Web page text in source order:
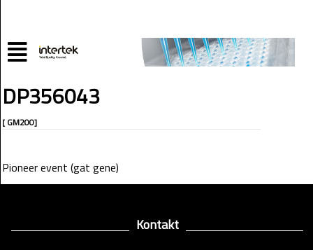
DP356043
[ GM200]
Pioneer event (gat gene)
Kontakt